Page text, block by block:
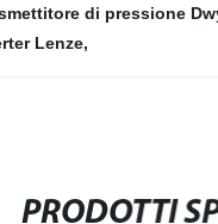
di pressione
Lenze,
PRODOTTI